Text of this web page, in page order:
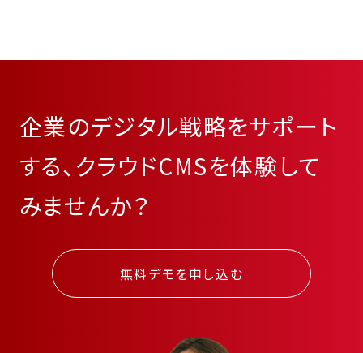
企業のデジタル戦略をサポート
する、クラウドCMSを体験して
みませんか？
無料デモを申し込む